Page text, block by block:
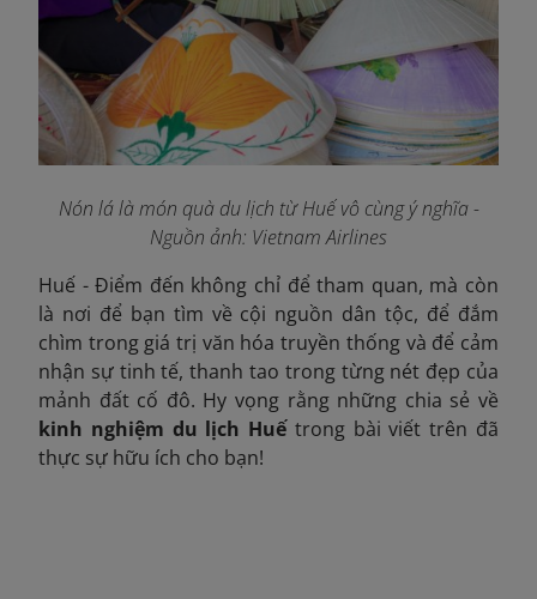
Nón lá là món quà du lịch từ Huế vô cùng ý nghĩa -
Nguồn ảnh: Vietnam Airlines
Huế - Điểm đến không chỉ để tham quan, mà còn
là nơi để bạn tìm về cội nguồn dân tộc, để đắm
chìm trong giá trị văn hóa truyền thống và để cảm
nhận sự tinh tế, thanh tao trong từng nét đẹp của
mảnh đất cố đô. Hy vọng rằng những chia sẻ về
kinh nghiệm du lịch Huếtrong bài viết trên đã
thực sự hữu ích cho bạn!